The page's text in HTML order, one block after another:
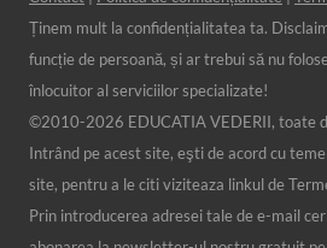
Ținem mult la confidențialitatea ta.
funcție de persoană, și ar trebui să nu
înlocuitor al serviciilor specializate!
©2010-2026 EDUCATIA VEDERII, toate
Intrând pe acest site, eşti de acord cu
site, pentru a le citi viziteaza linkul de
Prin introducerea adresei tale de e-mail